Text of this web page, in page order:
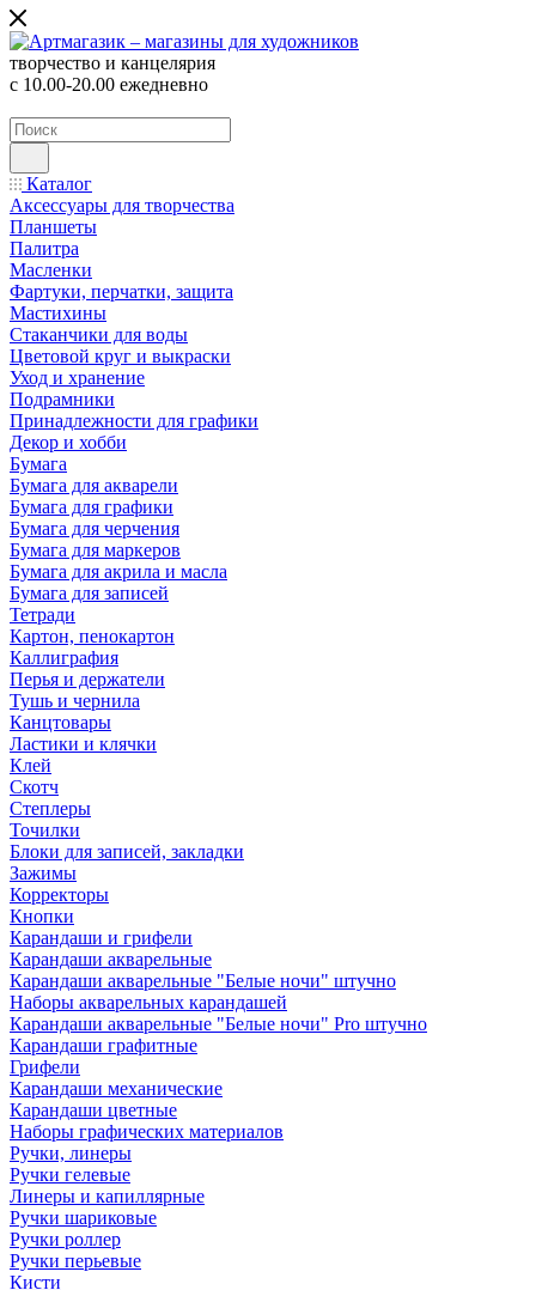
творчество и канцелярия
с 10.00-20.00 ежедневно
Каталог
Аксессуары для творчества
Планшеты
Палитра
Масленки
Фартуки, перчатки, защита
Мастихины
Стаканчики для воды
Цветовой круг и выкраски
Уход и хранение
Подрамники
Принадлежности для графики
Декор и хобби
Бумага
Бумага для акварели
Бумага для графики
Бумага для черчения
Бумага для маркеров
Бумага для акрила и масла
Бумага для записей
Тетради
Картон, пенокартон
Каллиграфия
Перья и держатели
Тушь и чернила
Канцтовары
Ластики и клячки
Клей
Скотч
Степлеры
Точилки
Блоки для записей, закладки
Зажимы
Корректоры
Кнопки
Карандаши и грифели
Карандаши акварельные
Карандаши акварельные "Белые ночи" штучно
Наборы акварельных карандашей
Карандаши акварельные "Белые ночи" Pro штучно
Карандаши графитные
Грифели
Карандаши механические
Карандаши цветные
Наборы графических материалов
Ручки, линеры
Ручки гелевые
Линеры и капиллярные
Ручки шариковые
Ручки роллер
Ручки перьевые
Кисти